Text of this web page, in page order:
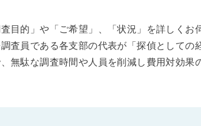
目的」や「ご希望」、「状況」を詳しくお
査員である各支部の代表が「探偵としての
無駄な調査時間や人員を削減し費用対効果